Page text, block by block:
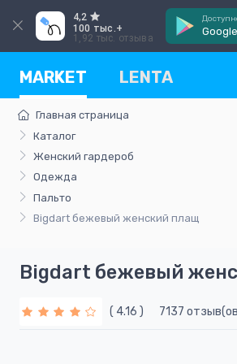
4,2
100 тыс.+
1,92 тыс. отзыва
MARKET LENTA
Главная страница
Каталог
Женский гардероб
Одежда
Пальто
Bigdart бежевый женский плащ
Bigdart бежевый
( 4.16 ) 7137